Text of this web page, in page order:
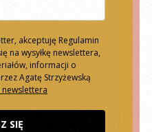
akceptuję Regulamin
na wysyłkę newslettera,
informacji o
Agatę Strzyżewską
SIĘ